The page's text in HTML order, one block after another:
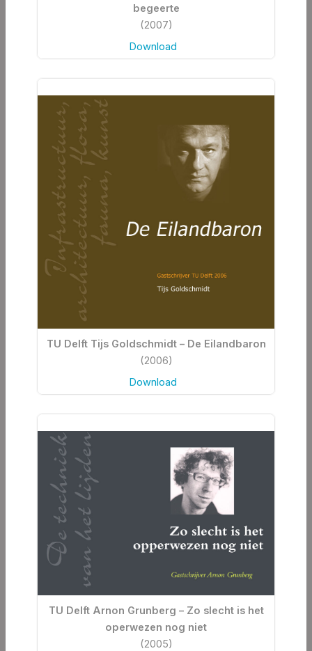
begeerte
(2007)
Download
TU Delft Tijs Goldschmidt – De Eilandbaron
(2006)
Download
TU Delft Arnon Grunberg – Zo slecht is het
operwezen nog niet
(2005)